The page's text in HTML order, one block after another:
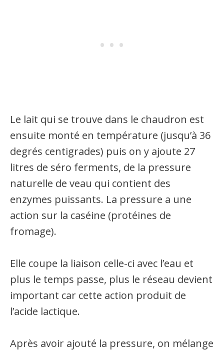
Le lait qui se trouve dans le chaudron est
ensuite monté en température (jusqu’à 36
degrés centigrades) puis on y ajoute 27
litres de séro ferments, de la pressure
naturelle de veau qui contient des
enzymes puissants. La pressure a une
action sur la caséine (protéines de
fromage).
Elle coupe la liaison celle-ci avec l’eau et
plus le temps passe, plus le réseau devient
important car cette action produit de
l’acide lactique.
Après avoir ajouté la pressure, on mélange